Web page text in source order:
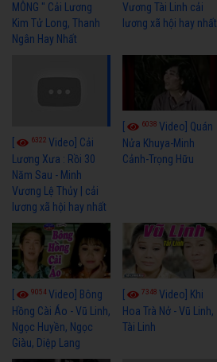
MÔNG " Cải Lương
Kim Tử Long, Thanh
Ngân Hay Nhất
Vương Tài Linh cải
lương xã hội hay nhất
6322 Video] Cải
Lương Xưa : Rồi 30
Năm Sau - Minh
Vương Lệ Thủy | cải
lương xã hội hay nhất
6038Video] Quán
Nửa Khuya-Minh
Cảnh-Trọng Hữu
9054Video] Bông
Hồng Cài Áo - Vũ Linh,
Ngọc Huyền, Ngọc
Giàu, Diệp Lang
7348Video] Khi
Hoa Trà Nở - Vũ Linh,
Tài Linh